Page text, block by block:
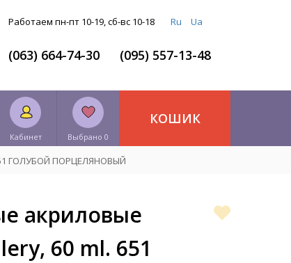
Работаем пн-пт 10-19, сб-вс 10-18 Ru Ua
(063) 664-74-30 (095) 557-13-48
Кабинет Выбрано 0
КОШИК
ГОЛУБОЙ ПОРЦЕЛЯНОВЫЙ
акриловые
60 ml. 651